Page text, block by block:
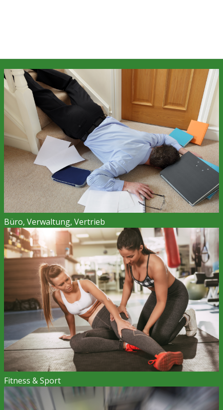
Büro, Verwaltung, Vertrieb
Fitness & Sport